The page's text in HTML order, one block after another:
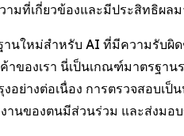
ามที่เกี่ยวข้องและมีประสิทธิผล
นใหม่สำหรับ AI ที่มีความรับผิ
าของเรา นี่เป็นเกณฑ์มาตรฐา
อย่างต่อเนื่อง การตรวจสอบเ
านของตนมีส่วนร่วม และส่งม